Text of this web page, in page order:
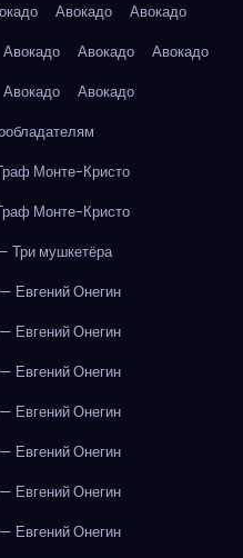
Авокадо
Авокадо
Авокадо Авокадо
Авокадо
Авокадо
Авокадо
Монте-Кристо
Монте-Кристо
Три мушкетёра
Евгений Онегин
Евгений Онегин
Евгений Онегин
Евгений Онегин
Евгений Онегин
Евгений Онегин
Евгений Онегин